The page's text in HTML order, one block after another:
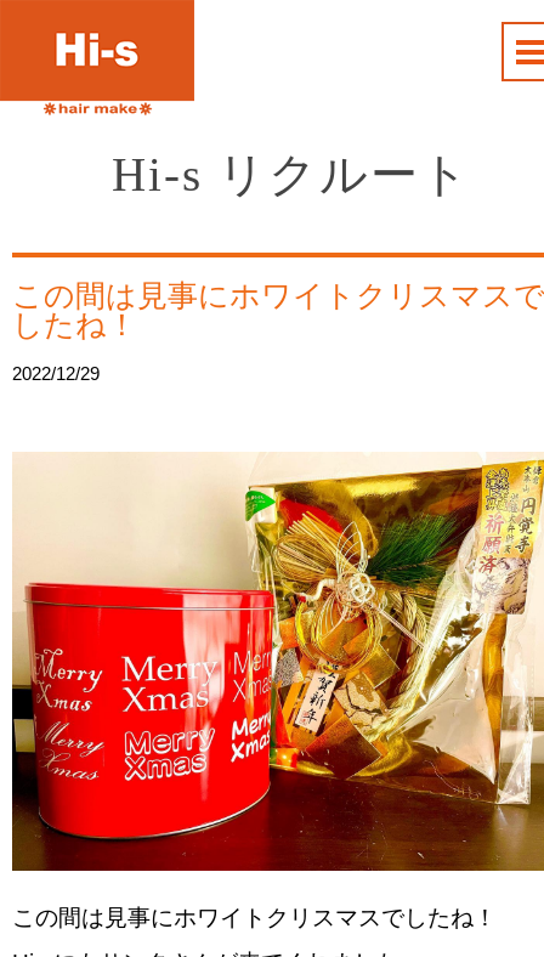
Hi-s リクルート
この間は見事にホワイトクリスマスで
したね！
2022/12/29
この間は見事にホワイトクリスマスでしたね！